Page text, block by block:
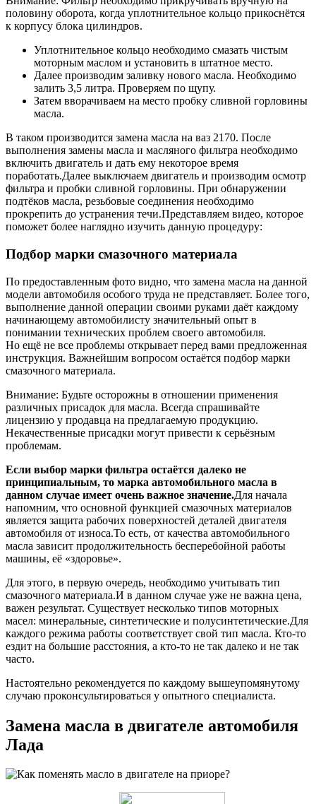
половину оборота, когда уплотнительное кольцо прикоснётся
к корпусу блока цилиндров.
Уплотнительное кольцо необходимо смазать чистым
моторным маслом и установить в штатное место.
Далее производим заливку нового масла. Необходимо
залить 3,5 литра. Проверяем по щупу.
Затем вворачиваем на место пробку сливной горловины
масла.
В таком производится замена масла на ваз 2170. После
выполнения замены масла и масляного фильтра необходимо
включить двигатель и дать ему некоторое время
поработать.Далее выключаем двигатель и производим осмотр
фильтра и пробки сливной горловины. При обнаружении
подтёков масла, резьбовые соединения необходимо
прокрепить до устранения течи.Представляем видео, которое
поможет более наглядно изучить данную процедуру:
Подбор марки смазочного материала
По предоставленным фото видно, что замена масла на данной
модели автомобиля особого труда не представляет. Более того,
выполнение данной операции своими руками даёт каждому
начинающему автомобилисту значительный опыт в
понимании технических проблем своего автомобиля.
Но ещё не все проблемы открывает перед вами предложенная
инструкция. Важнейшим вопросом остаётся подбор марки
смазочного материала.
Внимание: Будьте осторожны в отношении применения
различных присадок для масла. Всегда спрашивайте
лицензию у продавца на предлагаемую продукцию.
Некачественные присадки могут привести к серьёзным
проблемам.
Если выбор марки фильтра остаётся далеко не
принципиальным, то марка автомобильного масла в
данном случае имеет очень важное значение.Для начала
напомним, что основной функцией смазочных материалов
является защита рабочих поверхностей деталей двигателя
автомобиля от износа.То есть, от качества автомобильного
масла зависит продолжительность бесперебойной работы
машины, её «здоровье».
Для этого, в первую очередь, необходимо учитывать тип
смазочного материала.И в данном случае уже не важна цена,
важен результат. Существует несколько типов моторных
масел: минеральные, синтетические и полусинтетические.Для
каждого режима работы соответствует свой тип масла. Кто-то
ездит на большие расстояния, а кто-то не так далеко и не так
часто.
Настоятельно рекомендуется по каждому вышеупомянутому
случаю проконсультироваться у опытного специалиста.
Замена масла в двигателе автомобиля
Лада